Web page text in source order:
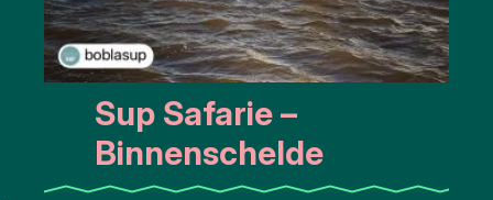
Sup Safarie –
Binnenschelde